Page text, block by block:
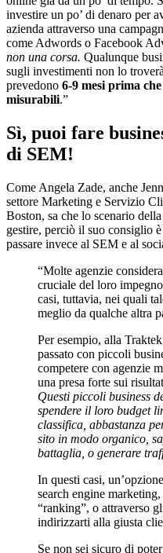
investire un po’ di denaro per
azienda attraverso una
come Adwords o Facebook
non una corsa. Qualunque
sugli investimenti non lo
prevedono 6-9 mesi prima
misurabili.”
Sì, puoi fare
di SEM!
Come Angela Zade, anche
settore Marketing e Servizio
Boston, sa che lo scenario
gestire, perciò il suo consiglio
passare invece al SEM e al
“Molte agenzie
cruciale del loro
casi, tuttavia, nei quali
meglio da qualche altra
Per esempio, alla
passato con piccoli
competere con agenzie
una presa forte sui
Questi piccoli business
spendere il loro budget
classifica, abbastanza
sito in modo organico,
battaglia, o generare
In questi casi,
search engine
“ranking”, o attraverso
indirizzarti alla giusta
Se non sei sicuro di